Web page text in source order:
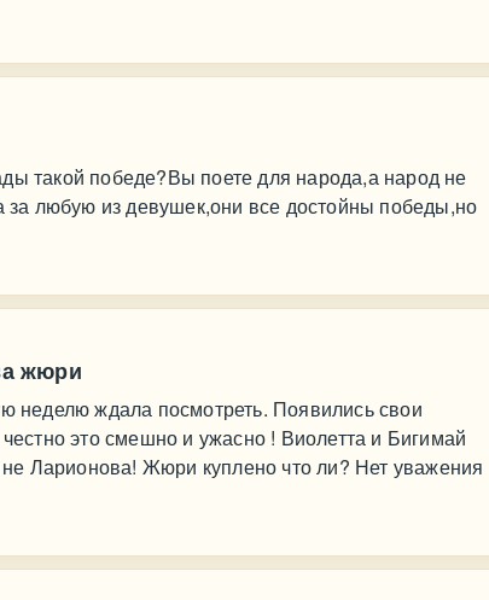
такой победе?Вы поете для народа,а народ не
любую из девушек,они все достойны победы,но
жюри
неделю ждала посмотреть. Появились свои
это смешно и ужасно ! Виолетта и Бигимай
Ларионова! Жюри куплено что ли? Нет уважения